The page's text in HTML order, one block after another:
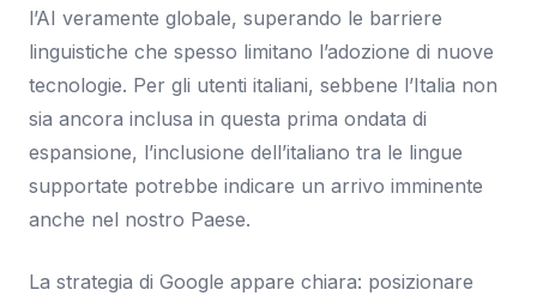
l’AI veramente globale, superando le barriere
linguistiche che spesso limitano l’adozione di nuove
tecnologie. Per gli utenti italiani, sebbene l’Italia non
sia ancora inclusa in questa prima ondata di
espansione, l’inclusione dell’italiano tra le lingue
supportate potrebbe indicare un arrivo imminente
anche nel nostro Paese.
La strategia di Google appare chiara: posizionare